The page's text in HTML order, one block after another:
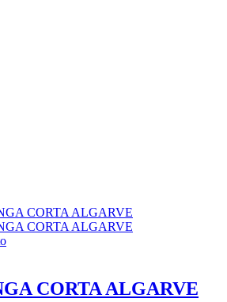
CORTA ALGARVE